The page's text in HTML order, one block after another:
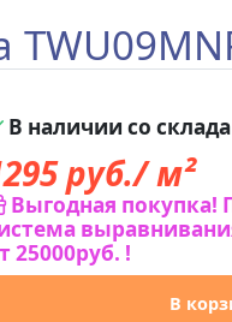
В наличии со
руб./ м²
Выгодная покупка!
25000руб. !
В